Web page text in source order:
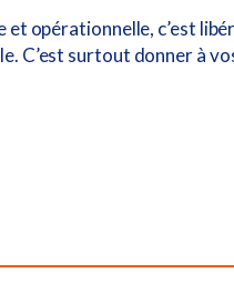
opérationnelle, c’est
C’est surtout donner à